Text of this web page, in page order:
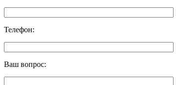
Телефон:
Ваш вопрос: